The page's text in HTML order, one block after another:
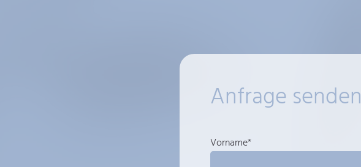
Anfrage senden
Vorname*